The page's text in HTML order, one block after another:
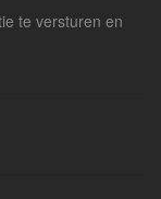
te versturen en